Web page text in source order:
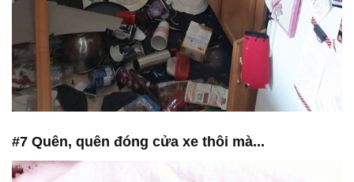
#7 Quên, quên đóng cửa xe thôi mà...